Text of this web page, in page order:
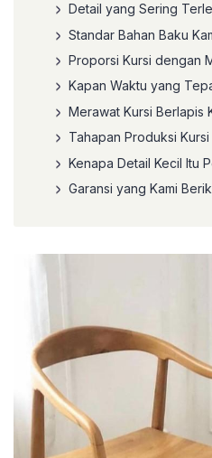
Detail yang Sering
Standar Bahan Baku
Proporsi Kursi dengan
Kapan Waktu yang
Merawat Kursi Berlapis
Tahapan Produksi
Kenapa Detail Kecil Itu
Garansi yang Kami